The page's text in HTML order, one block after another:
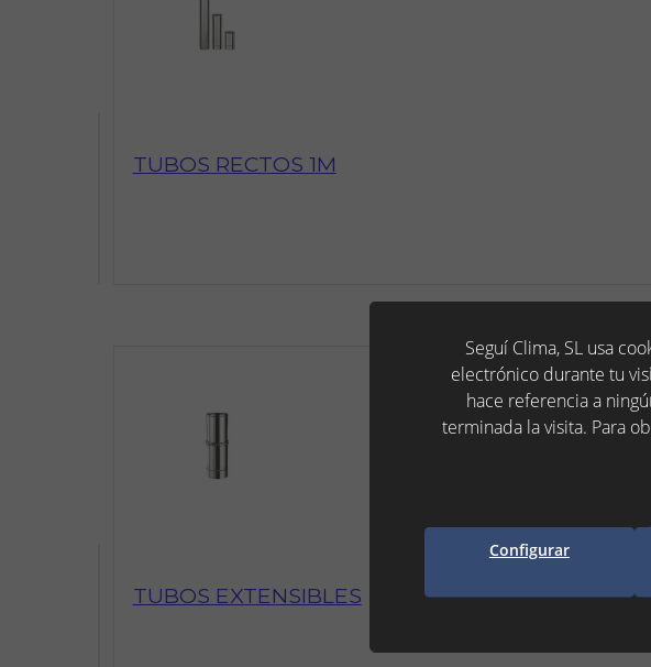
TUBOS RECTOS 1M
TUBOS EXTENSIBLES
Seguí Clima, SL usa
electrónico durante tu
hace referencia a
terminada la visita. Para
Configurar